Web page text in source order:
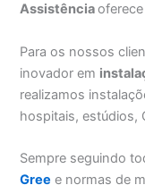
Assistência
Para os nossos
inovador em
realizamos
hospitais, estúdios,
Sempre seguindo
Gree e normas de